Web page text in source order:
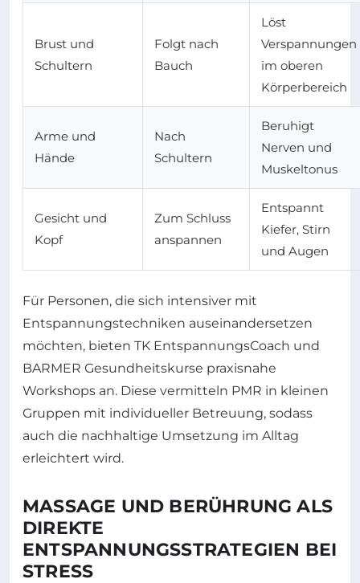
Brust und
Schultern
Folgt nach
Bauch
Löst
Verspannungen
im oberen
Körperbereich
Arme und
Hände
Nach
Schultern
Beruhigt
Nerven und
Muskeltonus
Gesicht und
Kopf
Zum Schluss
anspannen
Entspannt
Kiefer, Stirn
und Augen
Für Personen, die sich intensiver mit
Entspannungstechniken auseinandersetzen
möchten, bieten TK EntspannungsCoach und
BARMER Gesundheitskurse praxisnahe
Workshops an. Diese vermitteln PMR in kleinen
Gruppen mit individueller Betreuung, sodass
auch die nachhaltige Umsetzung im Alltag
erleichtert wird.
MASSAGE UND BERÜHRUNG ALS
DIREKTE
ENTSPANNUNGSSTRATEGIEN BEI
STRESS